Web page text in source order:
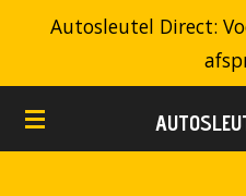
de
Autosleutel Direct: